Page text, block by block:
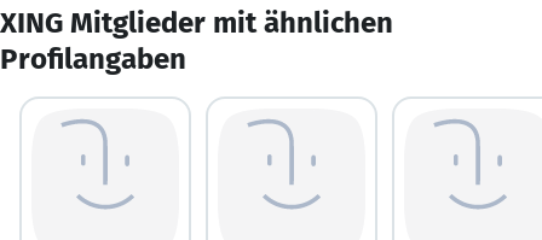
XING Mitglieder mit ähnlichen
Profilangaben